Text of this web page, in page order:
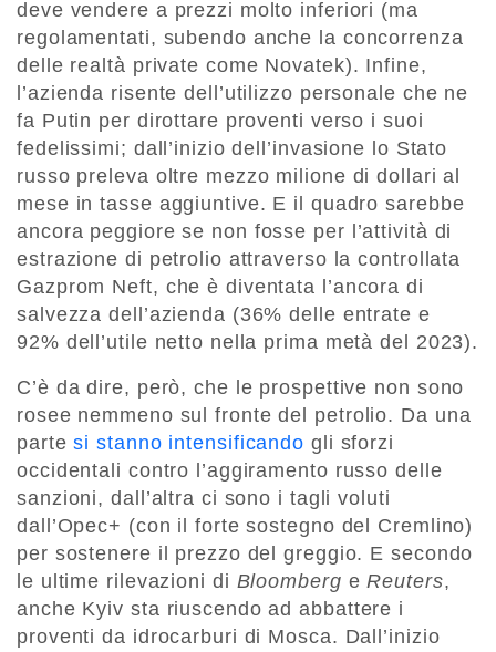
deve vendere a prezzi molto inferiori (ma
regolamentati, subendo anche la concorrenza
delle realtà private come Novatek). Infine,
l’azienda risente dell’utilizzo personale che ne
fa Putin per dirottare proventi verso i suoi
fedelissimi; dall’inizio dell’invasione lo Stato
russo preleva oltre mezzo milione di dollari al
mese in tasse aggiuntive. E il quadro sarebbe
ancora peggiore se non fosse per l’attività di
estrazione di petrolio attraverso la controllata
Gazprom Neft, che è diventata l’ancora di
salvezza dell’azienda (36% delle entrate e
92% dell’utile netto nella prima metà del 2023).
C’è da dire, però, che le prospettive non sono
rosee nemmeno sul fronte del petrolio. Da una
partesi stanno intensificando gli sforzi
occidentali contro l’aggiramento russo delle
sanzioni, dall’altra ci sono i tagli voluti
dall’Opec+ (con il forte sostegno del Cremlino)
per sostenere il prezzo del greggio. E secondo
le ultime rilevazioni di Bloomberg eReuters,
anche Kyiv sta riuscendo ad abbattere i
proventi da idrocarburi di Mosca. Dall’inizio